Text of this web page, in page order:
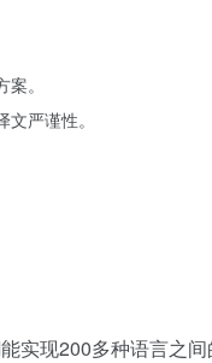
。
严谨性。
实现200多种语言之